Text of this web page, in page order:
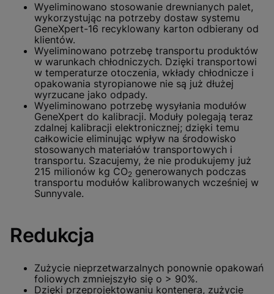
Wyeliminowano stosowanie drewnianych palet,
wykorzystując na potrzeby dostaw systemu
GeneXpert-16 recyklowany karton odbierany od
klientów.
Wyeliminowano potrzebę transportu produktów
w warunkach chłodniczych. Dzięki transportowi
w temperaturze otoczenia, wkłady chłodnicze i
opakowania styropianowe nie są już dłużej
wyrzucane jako odpady.
Wyeliminowano potrzebę wysyłania modułów
GeneXpert do kalibracji. Moduły polegają teraz
zdalnej kalibracji elektronicznej; dzięki temu
całkowicie eliminując wpływ na środowisko
stosowanych materiałów transportowych i
transportu. Szacujemy, że nie produkujemy już
215 milionów kg CO2 generowanych podczas
transportu modułów kalibrowanych wcześniej w
Sunnyvale.
Redukcja
Zużycie nieprzetwarzalnych ponownie opakowań
foliowych zmniejszyło się o > 90%.
Dzięki przeprojektowaniu kontenera, zużycie